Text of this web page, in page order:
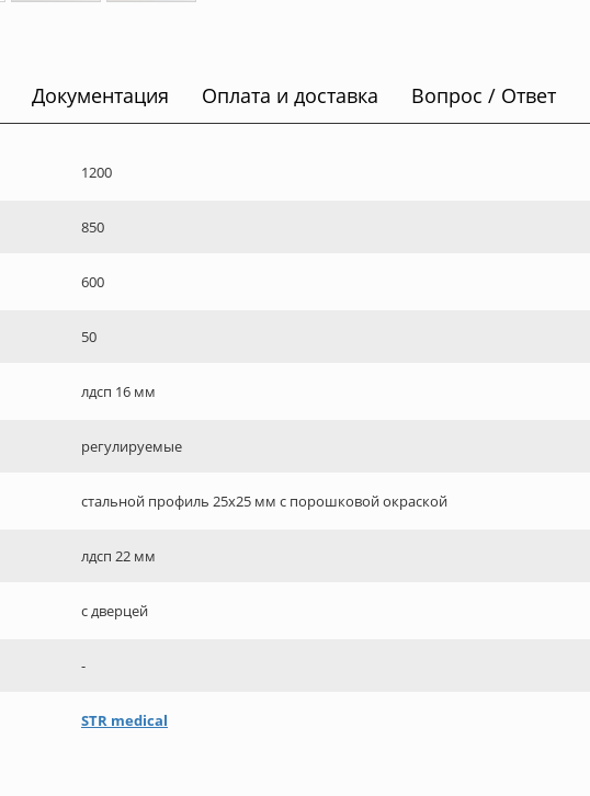
Документация Оплата и доставка Вопрос / Ответ
1200
850
600
50
лдсп 16 мм
регулируемые
стальной профиль 25х25 мм с порошковой окраской
лдсп 22 мм
с дверцей
-
STR medical